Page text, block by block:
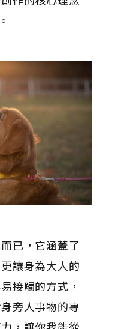
已，它涵蓋了
讓身為大人的
接觸的方式，
旁人事物的專